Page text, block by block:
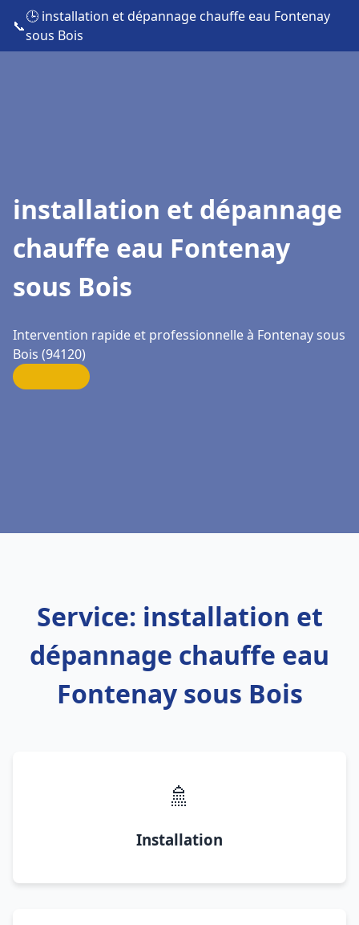
📞
🕒 installation et dépannage chauffe eau Fontenay
sous Bois
installation et dépannage
chauffe eau Fontenay
sous Bois
Intervention rapide et professionnelle à Fontenay sous
Bois (94120)
Service: installation et
dépannage chauffe eau
Fontenay sous Bois
🚿
Installation